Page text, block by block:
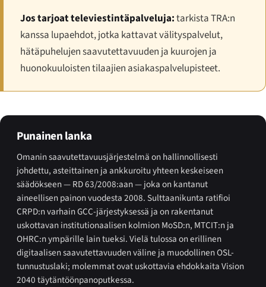
Jos tarjoat televiestintäpalveluja:tarkista TRA:n
kanssa lupaehdot, jotka kattavat välityspalvelut,
hätäpuhelujen saavutettavuuden ja kuurojen ja
huonokuuloisten tilaajien asiakaspalvelupisteet.
Punainen lanka
Omanin saavutettavuusjärjestelmä on hallinnollisesti
johdettu, asteittainen ja ankkuroitu yhteen keskeiseen
säädökseen — RD 63/2008:aan — joka on kantanut
aineellisen painon vuodesta 2008. Sulttaanikunta ratifioi
CRPD:n varhain GCC-järjestyksessä ja on rakentanut
uskottavan institutionaalisen kolmion MoSD:n, MTCIT:n ja
OHRC:n ympärille lain tueksi. Vielä tulossa on erillinen
digitaalisen saavutettavuuden väline ja muodollinen OSL-
tunnustuslaki; molemmat ovat uskottavia ehdokkaita Vision
2040 täytäntöönpanoputkessa.